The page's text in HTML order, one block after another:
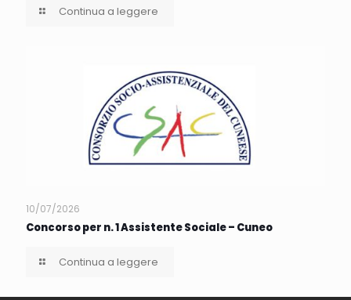
Continua a leggere
10/07/2026
Concorso per n. 1 Assistente Sociale – Cuneo
Continua a leggere